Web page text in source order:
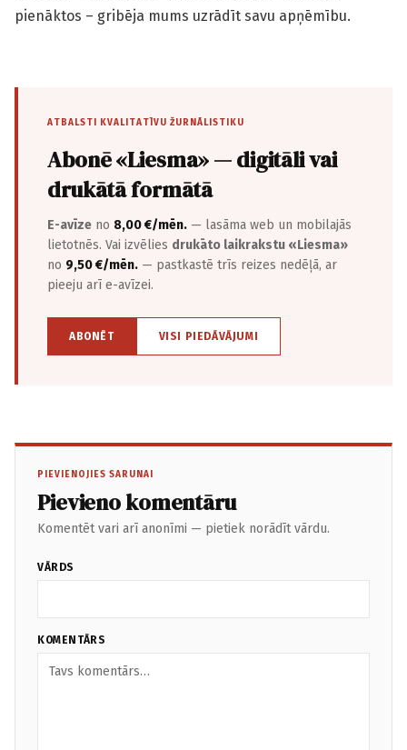
pienāktos – gribēja mums uzrādīt savu apņēmību.
ATBALSTI KVALITATĪVU ŽURNĀLISTIKU
Abonē «Liesma» — digitāli vai
drukātā formātā
E-avīze no 8,00 €/mēn. — lasāma web un mobilajās
lietotnēs. Vai izvēlies drukāto laikrakstu «Liesma»
no 9,50 €/mēn. — pastkastē trīs reizes nedēļā, ar
pieeju arī e-avīzei.
ABONĒT VISI PIEDĀVĀJUMI
PIEVIENOJIES SARUNAI
Pievieno komentāru
Komentēt vari arī anonīmi — pietiek norādīt vārdu.
VĀRDS
KOMENTĀRS